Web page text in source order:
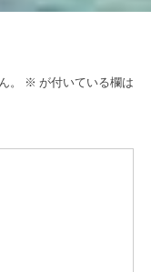
※ が付いている欄は